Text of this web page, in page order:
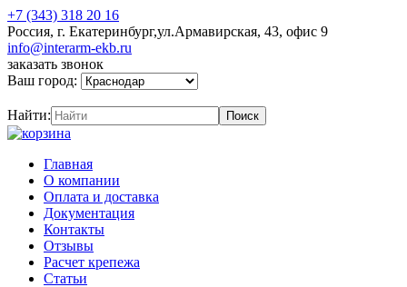
+7 (343) 318 20 16
Россия, г. Екатеринбург,ул.Армавирская, 43, офис 9
info@interarm-ekb.ru
заказать звонок
Ваш город:
Найти:
Главная
О компании
Оплата и доставка
Документация
Контакты
Отзывы
Расчет крепежа
Статьи